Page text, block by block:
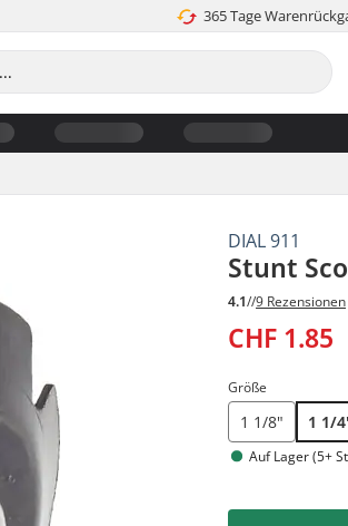
365 Tage
DIAL 911
Stunt
4.1//9 Rezensionen
CHF 1.85
Größe
1 1/8" 1 1/
Auf Lager (5+